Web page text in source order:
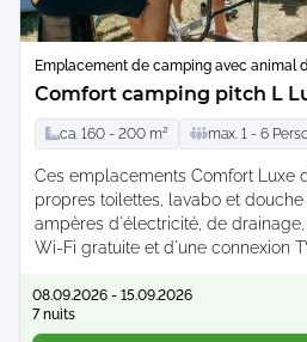
Emplacement de camping avec animal
Comfort camping pitch L
ca. 160 - 200 m² max. 1 - 6
Ces emplacements Comfort Luxe
propres toilettes, lavabo et
ampères d'électricité, de
Wi-Fi gratuite et d'une connexion
08.09.2026 - 15.09.2026
7 nuits